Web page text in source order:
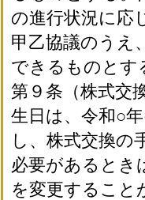
の進行状況に応
甲乙協議のうえ
できるものとす
第９条（株式交
生日は、令和○
し、株式交換の
必要があるとき
を変更すること